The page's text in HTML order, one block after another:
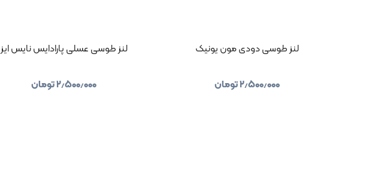
لنز طوسی دودی مون یونیک
۲٫۵۰۰٫۰۰۰تومان
لنز طوسی عسلی پارادایس نایس ایز
۲٫۵۰۰٫۰۰۰تومان